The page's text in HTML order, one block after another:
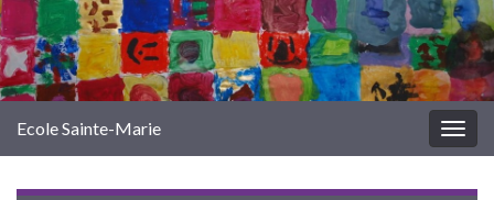
Ecole Sainte-Marie